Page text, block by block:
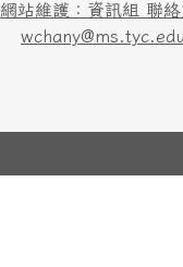
網站維護：資訊組 聯絡